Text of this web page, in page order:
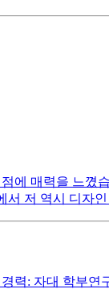
매력을 느
저 역시 디자
력: 자대 학부